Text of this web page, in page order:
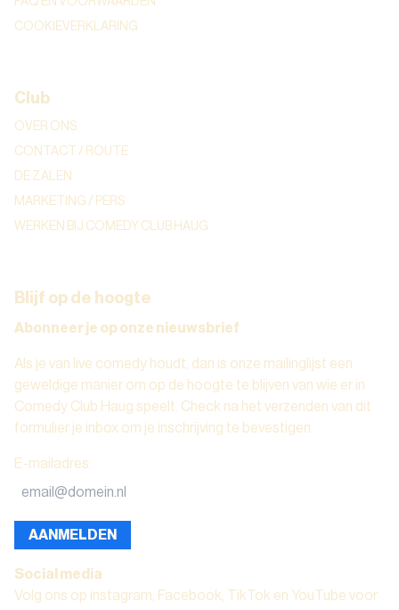
COOKIEVERKLARING
Club
OVER ONS
CONTACT / ROUTE
DE ZALEN
MARKETING / PERS
WERKEN BIJ COMEDY CLUB HAUG
Blijf op de hoogte
Abonneer je op onze nieuwsbrief
Als je van live comedy houdt, dan is onze mailinglijst een
geweldige manier om op de hoogte te blijven van wie er in
Comedy Club Haug speelt. Check na het verzenden van dit
formulier je inbox om je inschrijving te bevestigen.
E-mailadres:
AANMELDEN
Social media
Volg ons op instagram, Facebook, TikTok en YouTube voor